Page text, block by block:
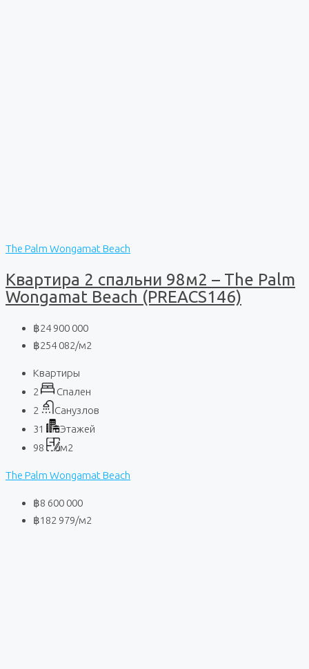
The Palm Wongamat Beach
Квартира 2 спальни 98м2 – The Palm
Wongamat Beach (PREACS146)
฿24 900 000
฿254 082/м2
Квартиры
2
Спален
2
Санузлов
31
Этажей
98
м2
The Palm Wongamat Beach
฿8 600 000
฿182 979/м2